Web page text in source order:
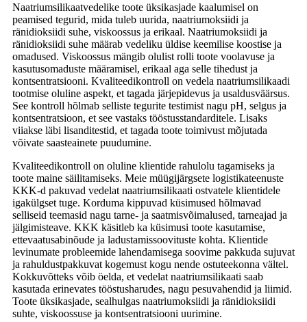
Naatriumsilikaatvedelike toote üksikasjade kaalumisel on
peamised tegurid, mida tuleb uurida, naatriumoksiidi ja
ränidioksiidi suhe, viskoossus ja erikaal. Naatriumoksiidi ja
ränidioksiidi suhe määrab vedeliku üldise keemilise koostise ja
omadused. Viskoossus mängib olulist rolli toote voolavuse ja
kasutusomaduste määramisel, erikaal aga selle tihedust ja
kontsentratsiooni. Kvaliteedikontroll on vedela naatriumsilikaadi
tootmise oluline aspekt, et tagada järjepidevus ja usaldusväärsus.
See kontroll hõlmab selliste tegurite testimist nagu pH, selgus ja
kontsentratsioon, et see vastaks tööstusstandarditele. Lisaks
viiakse läbi lisanditestid, et tagada toote toimivust mõjutada
võivate saasteainete puudumine.
Kvaliteedikontroll on oluline klientide rahulolu tagamiseks ja
toote maine säilitamiseks. Meie müügijärgsete logistikateenuste
KKK-d pakuvad vedelat naatriumsilikaati ostvatele klientidele
igakülgset tuge. Korduma kippuvad küsimused hõlmavad
selliseid teemasid nagu tarne- ja saatmisvõimalused, tarneajad ja
jälgimisteave. KKK käsitleb ka küsimusi toote kasutamise,
ettevaatusabinõude ja ladustamissoovituste kohta. Klientide
levinumate probleemide lahendamisega soovime pakkuda sujuvat
ja rahuldustpakkuvat kogemust kogu nende ostuteekonna vältel.
Kokkuvõtteks võib öelda, et vedelat naatriumsilikaati saab
kasutada erinevates tööstusharudes, nagu pesuvahendid ja liimid.
Toote üksikasjade, sealhulgas naatriumoksiidi ja ränidioksiidi
suhte, viskoossuse ja kontsentratsiooni uurimine.